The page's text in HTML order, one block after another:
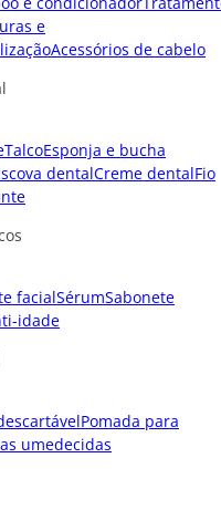
e
Acessórios de cabelo
TalcoEsponja e bucha
dentalCreme dentalFio
facialSérumSabonete
idade
Pomada para
umedecidas